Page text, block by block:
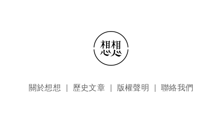
頁尾選單關於想想 歷史文章 版權聲明 聯絡我們